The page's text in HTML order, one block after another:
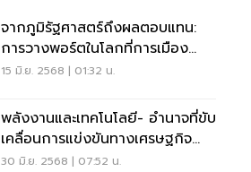
จากภูมิรัฐศาสตร์ถึงผลตอบแทน:
การวางพอร์ตในโลกที่การเมือง
กำหนดราคาหุ้น ตอนที่ 1
15 มิ.ย. 2568 | 01:32 น.
พลังงานและเทคโนโลยี- อำนาจที่ขับ
เคลื่อนการแข่งขันทางเศรษฐกิจ
ระหว่างประเทศ ตอนที่ 2
30 มิ.ย. 2568 | 07:52 น.